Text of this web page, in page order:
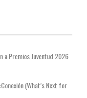
a Premios Juventud 2026
(What’s Next for